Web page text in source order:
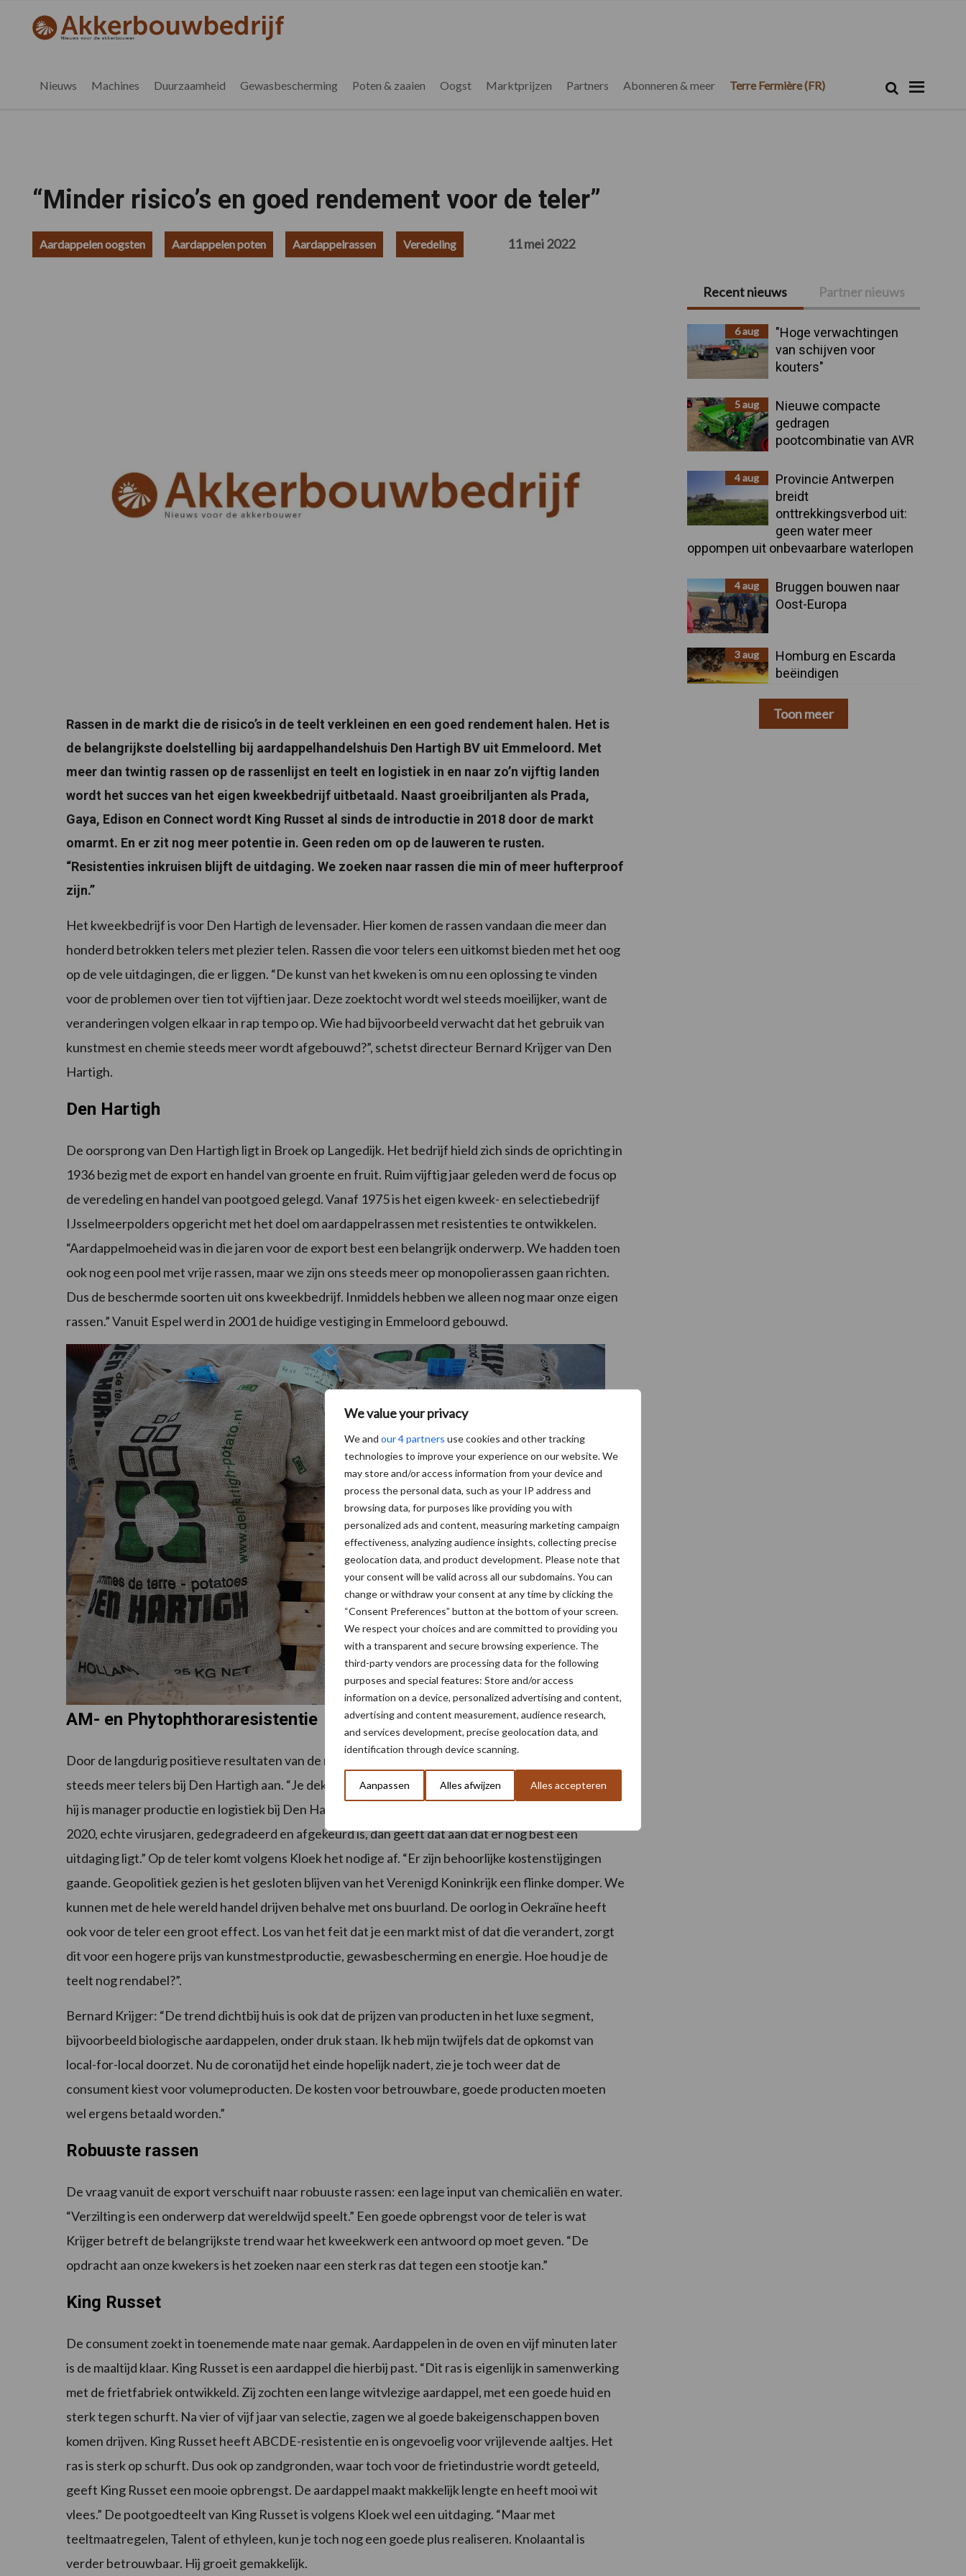
We value your privacy
We and our 4 partners use cookies and other tracking
technologies to improve your experience on our website. We
may store and/or access information from your device and
process the personal data, such as your IP address and
browsing data, for purposes like providing you with
personalized ads and content, measuring marketing campaign
effectiveness, analyzing audience insights, collecting precise
geolocation data, and product development. Please note that
your consent will be valid across all our subdomains. You can
change or withdraw your consent at any time by clicking the
“Consent Preferences” button at the bottom of your screen.
We respect your choices and are committed to providing you
with a transparent and secure browsing experience. The
third-party vendors are processing data for the following
purposes and special features: Store and/or access
information on a device, personalized advertising and content,
advertising and content measurement, audience research,
and services development, precise geolocation data, and
identification through device scanning.
Aanpassen Alles afwijzen Alles accepteren
hoofdnavigatie
eerste
voettekst
akkerbouwbedrijf.be
Nieuws
Nieuws Machines Duurzaamheid Gewasbescherming Poten & zaaien Oogst Marktprijzen Partners Abonneren & meer Terre Fermière (FR) Zoek
“Minder risico’s en goed rendement voor de teler”
Aardappelen oogsten Aardappelen poten Aardappelrassen Veredeling 11 mei 2022
Rassen in de markt die de risico’s in de teelt verkleinen en een goed rendement halen. Het is
de belangrijkste doelstelling bij aardappelhandelshuis Den Hartigh BV uit Emmeloord. Met
meer dan twintig rassen op de rassenlijst en teelt en logistiek in en naar zo’n vijftig landen
wordt het succes van het eigen kweekbedrijf uitbetaald. Naast groeibriljanten als Prada,
Gaya, Edison en Connect wordt King Russet al sinds de introductie in 2018 door de markt
omarmt. En er zit nog meer potentie in. Geen reden om op de lauweren te rusten.
“Resistenties inkruisen blijft de uitdaging. We zoeken naar rassen die min of meer hufterproof
zijn.”
Het kweekbedrijf is voor Den Hartigh de levensader. Hier komen de rassen vandaan die meer dan
honderd betrokken telers met plezier telen. Rassen die voor telers een uitkomst bieden met het oog
op de vele uitdagingen, die er liggen. “De kunst van het kweken is om nu een oplossing te vinden
voor de problemen over tien tot vijftien jaar. Deze zoektocht wordt wel steeds moeilijker, want de
veranderingen volgen elkaar in rap tempo op. Wie had bijvoorbeeld verwacht dat het gebruik van
kunstmest en chemie steeds meer wordt afgebouwd?”, schetst directeur Bernard Krijger van Den
Hartigh.
Den Hartigh
De oorsprong van Den Hartigh ligt in Broek op Langedijk. Het bedrijf hield zich sinds de oprichting in
1936 bezig met de export en handel van groente en fruit. Ruim vijftig jaar geleden werd de focus op
de veredeling en handel van pootgoed gelegd. Vanaf 1975 is het eigen kweek- en selectiebedrijf
IJsselmeerpolders opgericht met het doel om aardappelrassen met resistenties te ontwikkelen.
“Aardappelmoeheid was in die jaren voor de export best een belangrijk onderwerp. We hadden toen
ook nog een pool met vrije rassen, maar we zijn ons steeds meer op monopolierassen gaan richten.
Dus de beschermde soorten uit ons kweekbedrijf. Inmiddels hebben we alleen nog maar onze eigen
rassen.” Vanuit Espel werd in 2001 de huidige vestiging in Emmeloord gebouwd.
AM- en Phytophthoraresistentie
Door de langdurig positieve resultaten van de rassen met AM- en Phytophthoraresistentie klopten
steeds meer telers bij Den Hartigh aan. “Je dekt ook een bepaald risico af”, verklaart Matthijs Kloek,
hij is manager productie en logistiek bij Den Hartigh. “Als je ziet hoeveel van de oogst in 2019 en
2020, echte virusjaren, gedegradeerd en afgekeurd is, dan geeft dat aan dat er nog best een
uitdaging ligt.” Op de teler komt volgens Kloek het nodige af. “Er zijn behoorlijke kostenstijgingen
gaande. Geopolitiek gezien is het gesloten blijven van het Verenigd Koninkrijk een flinke domper. We
kunnen met de hele wereld handel drijven behalve met ons buurland. De oorlog in Oekraïne heeft
ook voor de teler een groot effect. Los van het feit dat je een markt mist of dat die verandert, zorgt
dit voor een hogere prijs van kunstmestproductie, gewasbescherming en energie. Hoe houd je de
teelt nog rendabel?”.
Bernard Krijger: “De trend dichtbij huis is ook dat de prijzen van producten in het luxe segment,
bijvoorbeeld biologische aardappelen, onder druk staan. Ik heb mijn twijfels dat de opkomst van
local-for-local doorzet. Nu de coronatijd het einde hopelijk nadert, zie je toch weer dat de
consument kiest voor volumeproducten. De kosten voor betrouwbare, goede producten moeten
wel ergens betaald worden.”
Robuuste rassen
De vraag vanuit de export verschuift naar robuuste rassen: een lage input van chemicaliën en water.
“Verzilting is een onderwerp dat wereldwijd speelt.” Een goede opbrengst voor de teler is wat
Krijger betreft de belangrijkste trend waar het kweekwerk een antwoord op moet geven. “De
opdracht aan onze kwekers is het zoeken naar een sterk ras dat tegen een stootje kan.”
King Russet
De consument zoekt in toenemende mate naar gemak. Aardappelen in de oven en vijf minuten later
is de maaltijd klaar. King Russet is een aardappel die hierbij past. “Dit ras is eigenlijk in samenwerking
met de frietfabriek ontwikkeld. Zij zochten een lange witvlezige aardappel, met een goede huid en
sterk tegen schurft. Na vier of vijf jaar van selectie, zagen we al goede bakeigenschappen boven
komen drijven. King Russet heeft ABCDE-resistentie en is ongevoelig voor vrijlevende aaltjes. Het
ras is sterk op schurft. Dus ook op zandgronden, waar toch voor de frietindustrie wordt geteeld,
geeft King Russet een mooie opbrengst. De aardappel maakt makkelijk lengte en heeft mooi wit
vlees.” De pootgoedteelt van King Russet is volgens Kloek wel een uitdaging. “Maar met
teeltmaatregelen, Talent of ethyleen, kun je toch nog een goede plus realiseren. Knolaantal is
verder betrouwbaar. Hij groeit gemakkelijk.
Primaire
Sidebar
Recent nieuws Partner nieuws
6 aug
"Hoge verwachtingen
van schijven voor
kouters"
5 aug
Nieuwe compacte
gedragen
pootcombinatie van AVR
4 aug
Provincie Antwerpen
breidt
onttrekkingsverbod uit:
geen water meer
oppompen uit onbevaarbare waterlopen
4 aug
Bruggen bouwen naar
Oost-Europa
3 aug
Homburg en Escarda
beëindigen
Toon meer